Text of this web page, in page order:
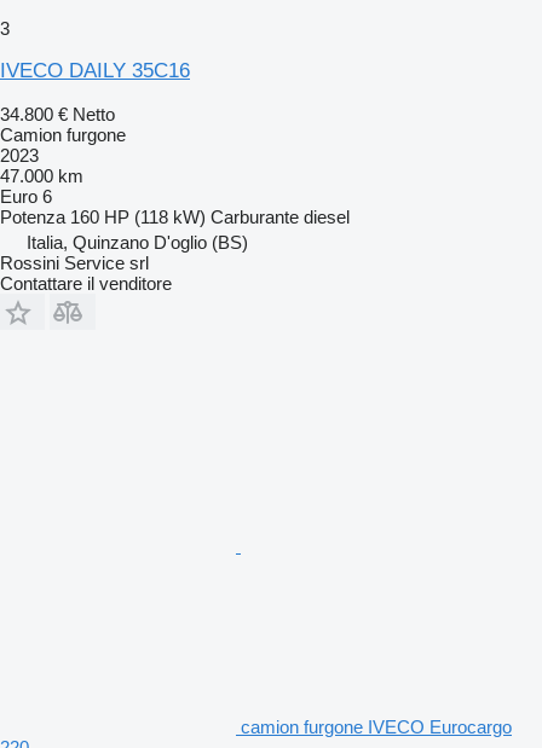
3
IVECO DAILY 35C16
34.800 € Netto
Camion furgone
2023
47.000 km
Euro 6
Potenza 160 HP (118 kW) Carburante diesel
Italia, Quinzano D'oglio (BS)
Rossini Service srl
Contattare il venditore
camion furgone IVECO Eurocargo